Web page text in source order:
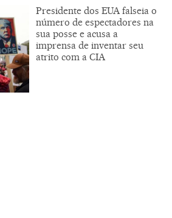
Presidente dos EUA falseia o
número de espectadores na
sua posse e acusa a
imprensa de inventar seu
atrito com a CIA